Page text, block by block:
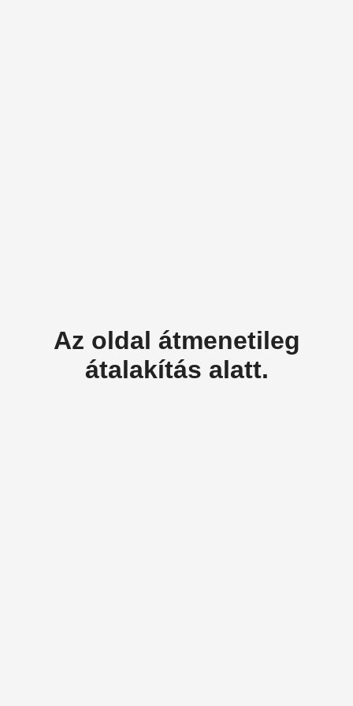
Az oldal átmenetileg
átalakítás alatt.